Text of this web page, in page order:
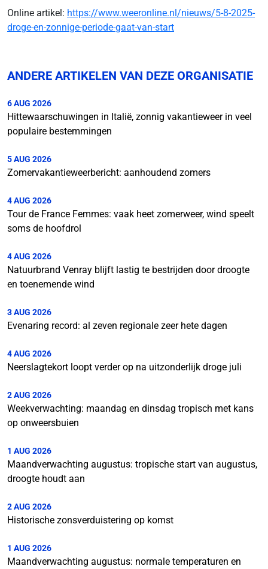
Online artikel: https://www.weeronline.nl/nieuws/5-8-2025-
droge-en-zonnige-periode-gaat-van-start
ANDERE ARTIKELEN VAN DEZE ORGANISATIE
6 AUG 2026
Hittewaarschuwingen in Italië, zonnig vakantieweer in veel
populaire bestemmingen
5 AUG 2026
Zomervakantieweerbericht: aanhoudend zomers
4 AUG 2026
Tour de France Femmes: vaak heet zomerweer, wind speelt
soms de hoofdrol
4 AUG 2026
Natuurbrand Venray blijft lastig te bestrijden door droogte
en toenemende wind
3 AUG 2026
Evenaring record: al zeven regionale zeer hete dagen
4 AUG 2026
Neerslagtekort loopt verder op na uitzonderlijk droge juli
2 AUG 2026
Weekverwachting: maandag en dinsdag tropisch met kans
op onweersbuien
1 AUG 2026
Maandverwachting augustus: tropische start van augustus,
droogte houdt aan
2 AUG 2026
Historische zonsverduistering op komst
1 AUG 2026
Maandverwachting augustus: normale temperaturen en